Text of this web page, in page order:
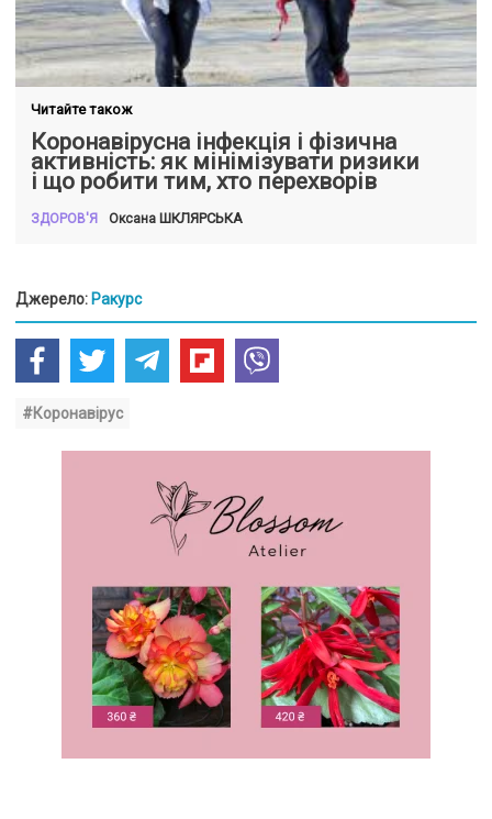
Читайте також
Коронавірусна інфекція і фізична
активність: як мінімізувати ризики
і що робити тим, хто перехворів
ЗДОРОВ'Я Оксана ШКЛЯРСЬКА
Джерело: Ракурс
#Коронавірус